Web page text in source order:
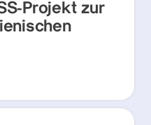
Projekt zur